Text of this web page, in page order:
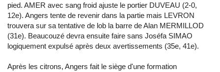
pied. AMER avec sang froid ajuste le portier DUVEAU (2-0,
12e). Angers tente de revenir dans la partie mais LEVRON
trouvera sur sa tentative de lob la barre de Alan MERMILLOD
(31e). Beaucouzé devra ensuite faire sans Joséfa SIMAO
logiquement expulsé après deux avertissements (35e, 41e).
Après les citrons, Angers fait le siège d'une formation